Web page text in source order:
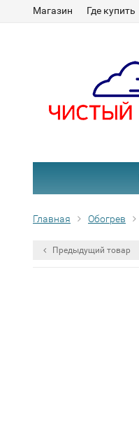
Магазин Где купить
Главная Обогрев
Предыдущий товар